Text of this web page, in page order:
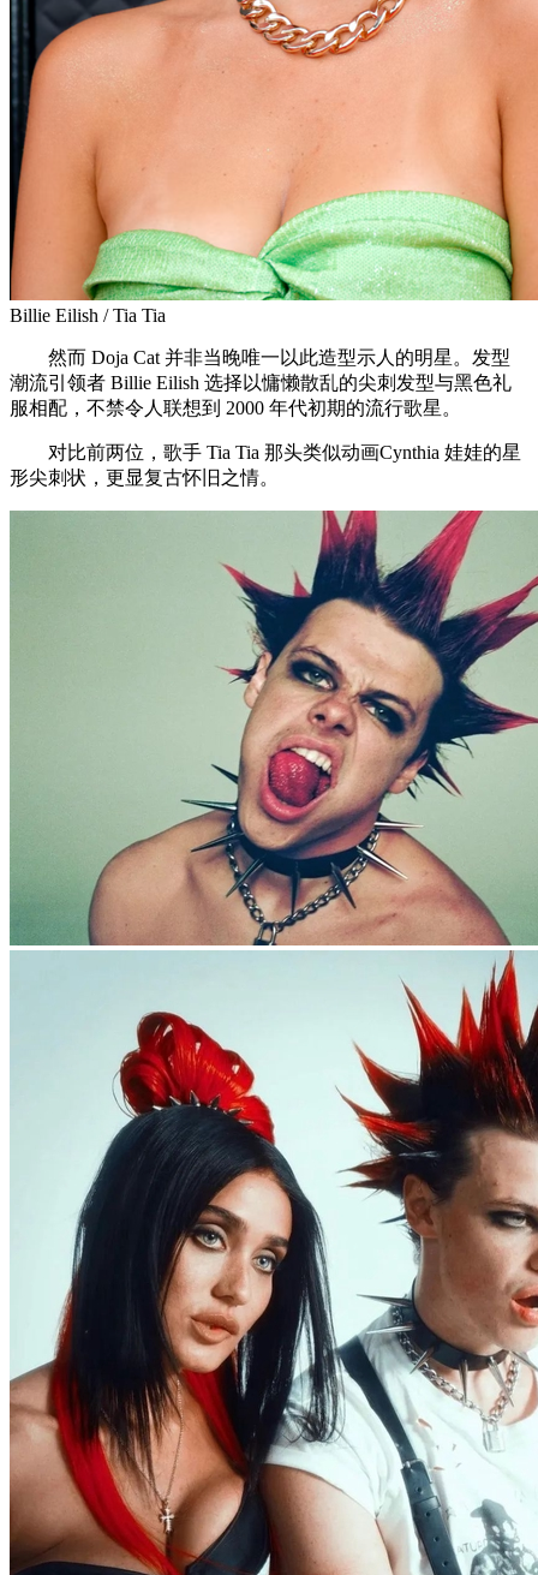
Billie Eilish / Tia Tia
然而 Doja Cat 并非当晚唯一以此造型示人的明星。发型
潮流引领者 Billie Eilish 选择以慵懒散乱的尖刺发型与黑色礼
服相配，不禁令人联想到 2000 年代初期的流行歌星。
对比前两位，歌手 Tia Tia 那头类似动画Cynthia 娃娃的星
形尖刺状，更显复古怀旧之情。